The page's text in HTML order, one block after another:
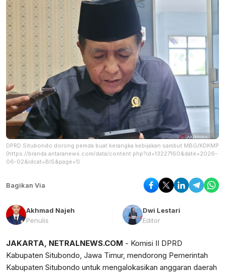
DPRD Situbondo dorong pemda buat kerangka kebijakan sambut MBG/KDKMP
(https://branda.antaranews.com/data/content.php?id=13227160&date=2026-
06-02&idcat=BIS&page=1)
Bagikan Via
Akhmad Najeh
Penulis
Dwi Lestari
Editor
JAKARTA, NETRALNEWS.COM - Komisi II DPRD
Kabupaten Situbondo, Jawa Timur, mendorong Pemerintah
Kabupaten Situbondo untuk mengalokasikan anggaran daerah